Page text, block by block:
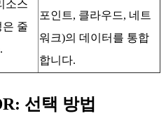
소스
은 줄
포인트, 클라우드, 네트
워크)의 데이터를 통합
합니다.
선택 방법